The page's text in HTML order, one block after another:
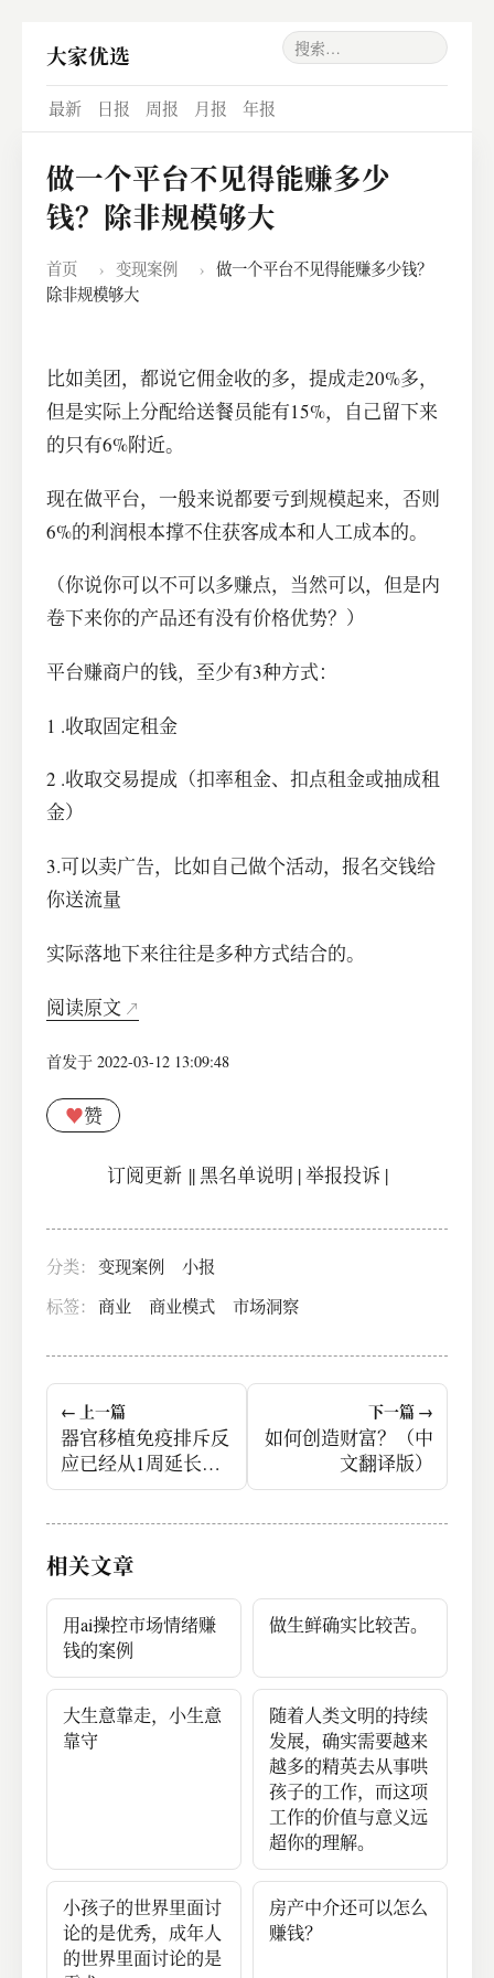
大家优选
最新 日报 周报 月报 年报
做一个平台不见得能赚多少
钱？除非规模够大
首页 › 变现案例 ›
做一个平台不见得能赚多少钱？
除非规模够大
比如美团，都说它佣金收的多，提成走20%多，
但是实际上分配给送餐员能有15%，自己留下来
的只有6%附近。
现在做平台，一般来说都要亏到规模起来，否则
6%的利润根本撑不住获客成本和人工成本的。
（你说你可以不可以多赚点，当然可以，但是内
卷下来你的产品还有没有价格优势？）
平台赚商户的钱，至少有3种方式：
1 .收取固定租金
2 .收取交易提成（扣率租金、扣点租金或抽成租
金）
3.可以卖广告，比如自己做个活动，报名交钱给
你送流量
实际落地下来往往是多种方式结合的。
阅读原文
首发于 2022-03-12 13:09:48
♥赞
订阅更新||黑名单说明 |举报投诉 |
分类： 变现案例
小报
标签： 商业 商业模式 市场洞察
← 上一篇
器官移植免疫排斥反
应已经从1周延长到2
个月了
下一篇 →
如何创造财富？（中
文翻译版）
相关文章
用ai操控市场情绪赚
钱的案例
做生鲜确实比较苦。
大生意靠走，小生意
靠守
随着人类文明的持续
发展，确实需要越来
越多的精英去从事哄
孩子的工作，而这项
工作的价值与意义远
超你的理解。
小孩子的世界里面讨
论的是优秀，成年人
的世界里面讨论的是
房产中介还可以怎么
赚钱？